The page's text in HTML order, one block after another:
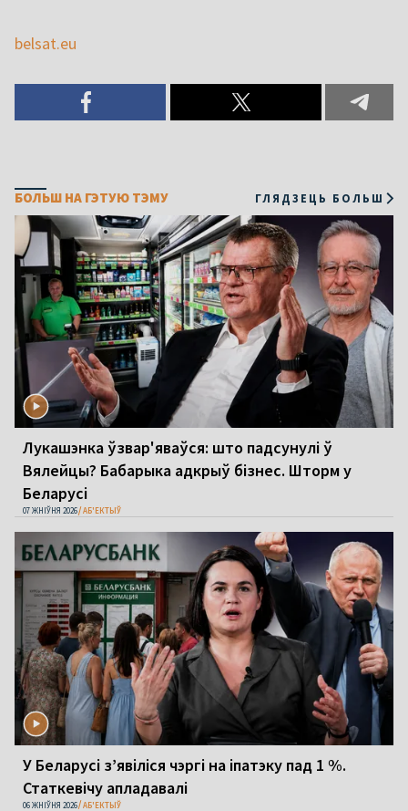
belsat.eu
БОЛЬШ НА ГЭТУЮ ТЭМУ ГЛЯДЗЕЦЬ БОЛЬШ
Лукашэнка ўзвар'яваўся: што падсунулі ў
Вялейцы? Бабарыка адкрыў бізнес. Шторм у
Беларусі
07 ЖНІЎНЯ 2026 АБ'ЕКТЫЎ
У Беларусі з’явіліся чэргі на іпатэку пад 1 %.
Статкевічу апладавалі
06 ЖНІЎНЯ 2026 АБ'ЕКТЫЎ